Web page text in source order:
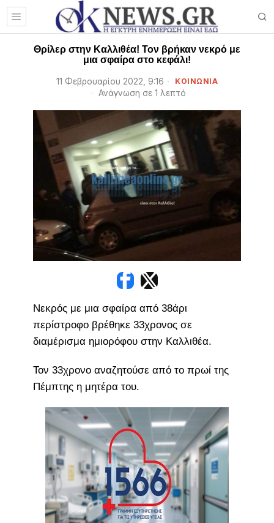
Θρίλερ στην Καλλιθέα! Τον βρήκαν νεκρό με
μια σφαίρα στο κεφάλι!
11 Φεβρουαρίου 2022, 9:16 ΚΟΙΝΩΝΙΑ
Ανάγνωση σε 1 λεπτό
Νεκρός με μια σφαίρα από 38άρι
περίστροφο βρέθηκε 33χρονος σε
διαμέρισμα ημιορόφου στην Καλλιθέα.
Τον 33χρονο αναζητούσε από το πρωί της
Πέμπτης η μητέρα του.